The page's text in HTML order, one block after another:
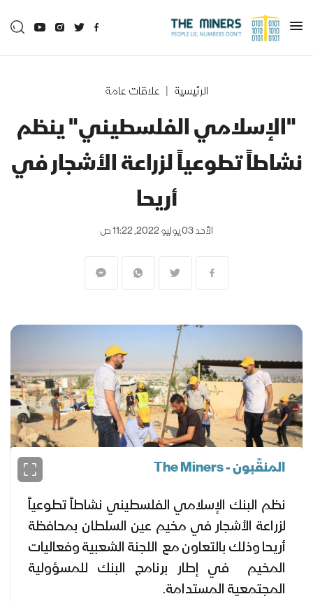
الرئيسية علاقات عامة
"الإسلامي الفلسطيني" ينظم
نشاطاً تطوعياً لزراعة الأشجار في
أريحا
الأحد 03 يوليو 2022, 11:22 ص
المنقّبون - The Miners
نظم البنك الإسلامي الفلسطيني نشاطاً تطوعياً
لزراعة الأشجار في مخيم عين السلطان بمحافظة
أريحا وذلك بالتعاون مع اللجنة الشعبية وفعاليات
المخيم في إطار برنامج البنك للمسؤولية
المجتمعية المستدامة.